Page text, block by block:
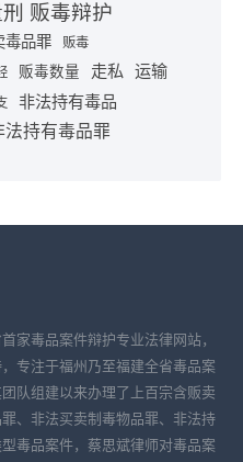
贩毒辩护
毒品罪
贩毒
贩毒数量 走私 运输
非法持有毒品
法持有毒品罪
家毒品案件辩护专业法律网站，
专注于福州乃至福建全省毒品案
队组建以来办理了上百宗含贩卖
、非法买卖制毒物品罪、非法持
毒品案件，蔡思斌律师对毒品案